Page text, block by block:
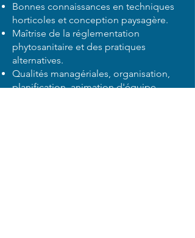
Bonnes connaissances en techniques
horticoles et conception paysagère.
Maîtrise de la réglementation
phytosanitaire et des pratiques
alternatives.
Qualités managériales, organisation,
planification, animation d'équipe.